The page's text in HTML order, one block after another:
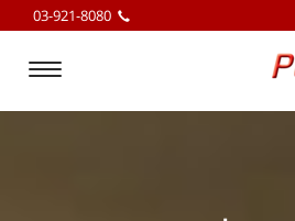
03-921-8080
Toggle